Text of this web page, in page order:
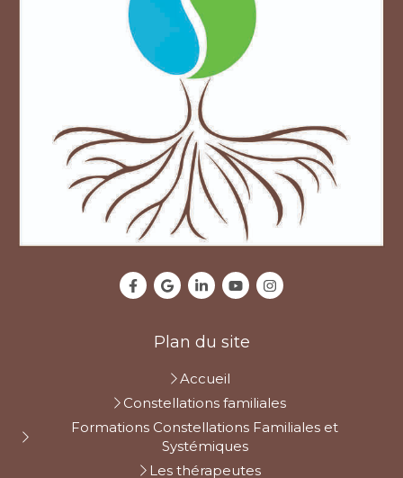
Plan du site
Accueil
Constellations familiales
Formations Constellations Familiales et
Systémiques
Les thérapeutes